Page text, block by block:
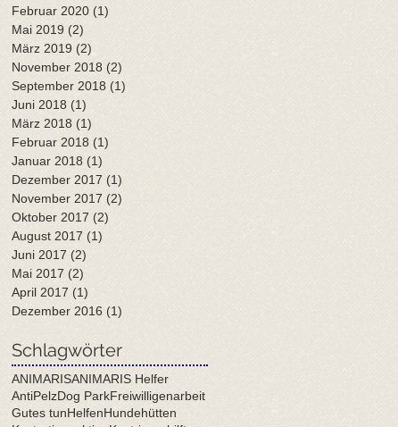
Februar 2020 (1)
Mai 2019 (2)
März 2019 (2)
November 2018 (2)
September 2018 (1)
Juni 2018 (1)
März 2018 (1)
Februar 2018 (1)
Januar 2018 (1)
Dezember 2017 (1)
November 2017 (2)
Oktober 2017 (2)
August 2017 (1)
Juni 2017 (2)
Mai 2017 (2)
April 2017 (1)
Dezember 2016 (1)
Schlagwörter
ANIMARISANIMARIS Helfer
AntiPelzDog ParkFreiwilligenarbeit
Gutes tunHelfenHundehütten